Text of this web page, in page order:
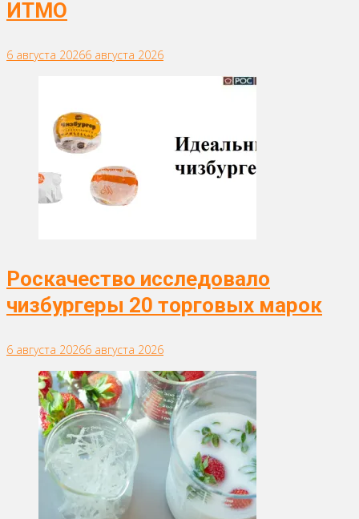
ИТМО
6 августа 20266 августа 2026
Роскачество исследовало
чизбургеры 20 торговых марок
6 августа 20266 августа 2026